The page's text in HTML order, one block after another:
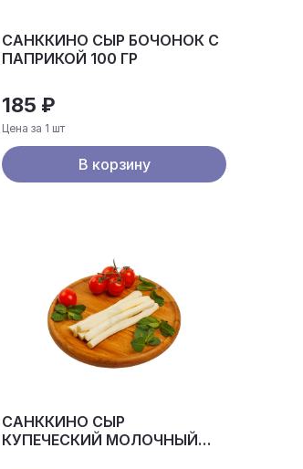
САНККИНО СЫР БОЧОНОК С
ПАПРИКОЙ 100 ГР
185 ₽
Цена за 1 шт
В корзину
САНККИНО СЫР
КУПЕЧЕСКИЙ МОЛОЧНЫЙ